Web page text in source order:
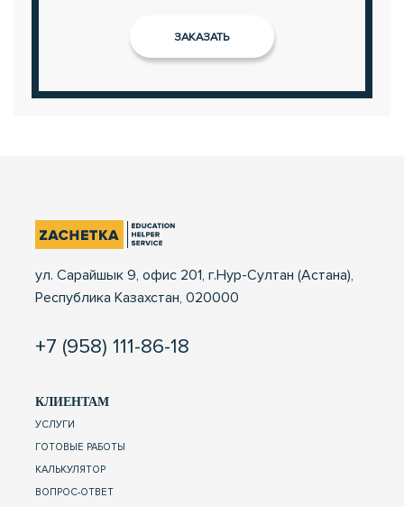
ул. Сарайшык 9, офис 201, г.Нур-Султан (Астана),
Республика Казахстан, 020000
+7 (958) 111-86-18
КЛИЕНТАМ
УСЛУГИ
ГОТОВЫЕ РАБОТЫ
КАЛЬКУЛЯТОР
ВОПРОС-ОТВЕТ